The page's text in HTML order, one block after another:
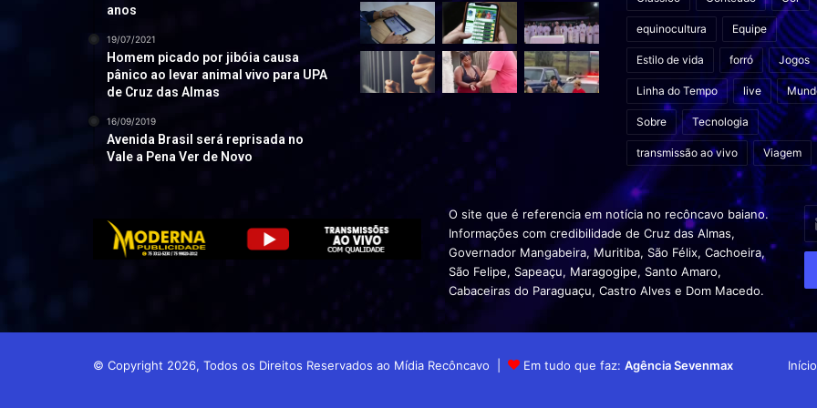
anos
19/07/2021
Homem picado por jibóia causa
pânico ao levar animal vivo para UPA
de Cruz das Almas
16/09/2019
Avenida Brasil será reprisada no
Vale a Pena Ver de Novo
equinocultura Equipe
Estilo de vida forró Jogos
Linha do Tempo live
Sobre Tecnologia
transmissão ao vivo Viagem
O site que é referencia em notícia no recôncavo baiano.
Informações com credibilidade de Cruz das Almas,
Governador Mangabeira, Muritiba, São Félix, Cachoeira,
São Felipe, Sapeaçu, Maragogipe, Santo Amaro,
Cabaceiras do Paraguaçu, Castro Alves e Dom Macedo.
de
© Copyright 2026, Todos os Direitos Reservados ao Mídia Recôncavo | Em tudo que faz:Agência Sevenmax Início